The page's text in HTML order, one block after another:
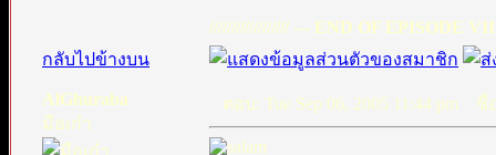
////////////////// --- END OF EPISODE
กลับไปข้างบน
AlGhuraba
มือเก๋า
ตอบ: Tue Sep 06, 2005 11:44 pm ชื่